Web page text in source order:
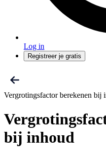
Log in
Registreer je gratis
Vergrotingsfactor berekenen bij
bij inhoud